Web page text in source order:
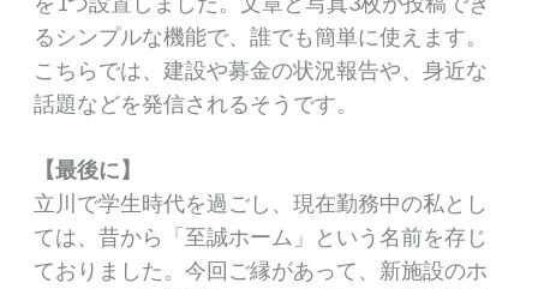
るシンプルな機能で、誰でも簡単に使えます。
こちらでは、建設や募金の状況報告や、身近な
話題などを発信されるそうです。
【最後に】
立川で学生時代を過ごし、現在勤務中の私とし
ては、昔から「至誠ホーム」という名前を存じ
ておりました。今回ご縁があって、新施設のホ